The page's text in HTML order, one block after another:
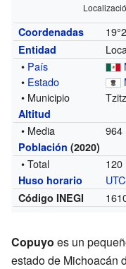
Coordenadas
Entidad
• País
• Estado
• Municipio
Altitud
• Media 964
Población (2020)
• Total 120
Huso horario
Código INEGI
Copuyo es un
estado de Michoacán